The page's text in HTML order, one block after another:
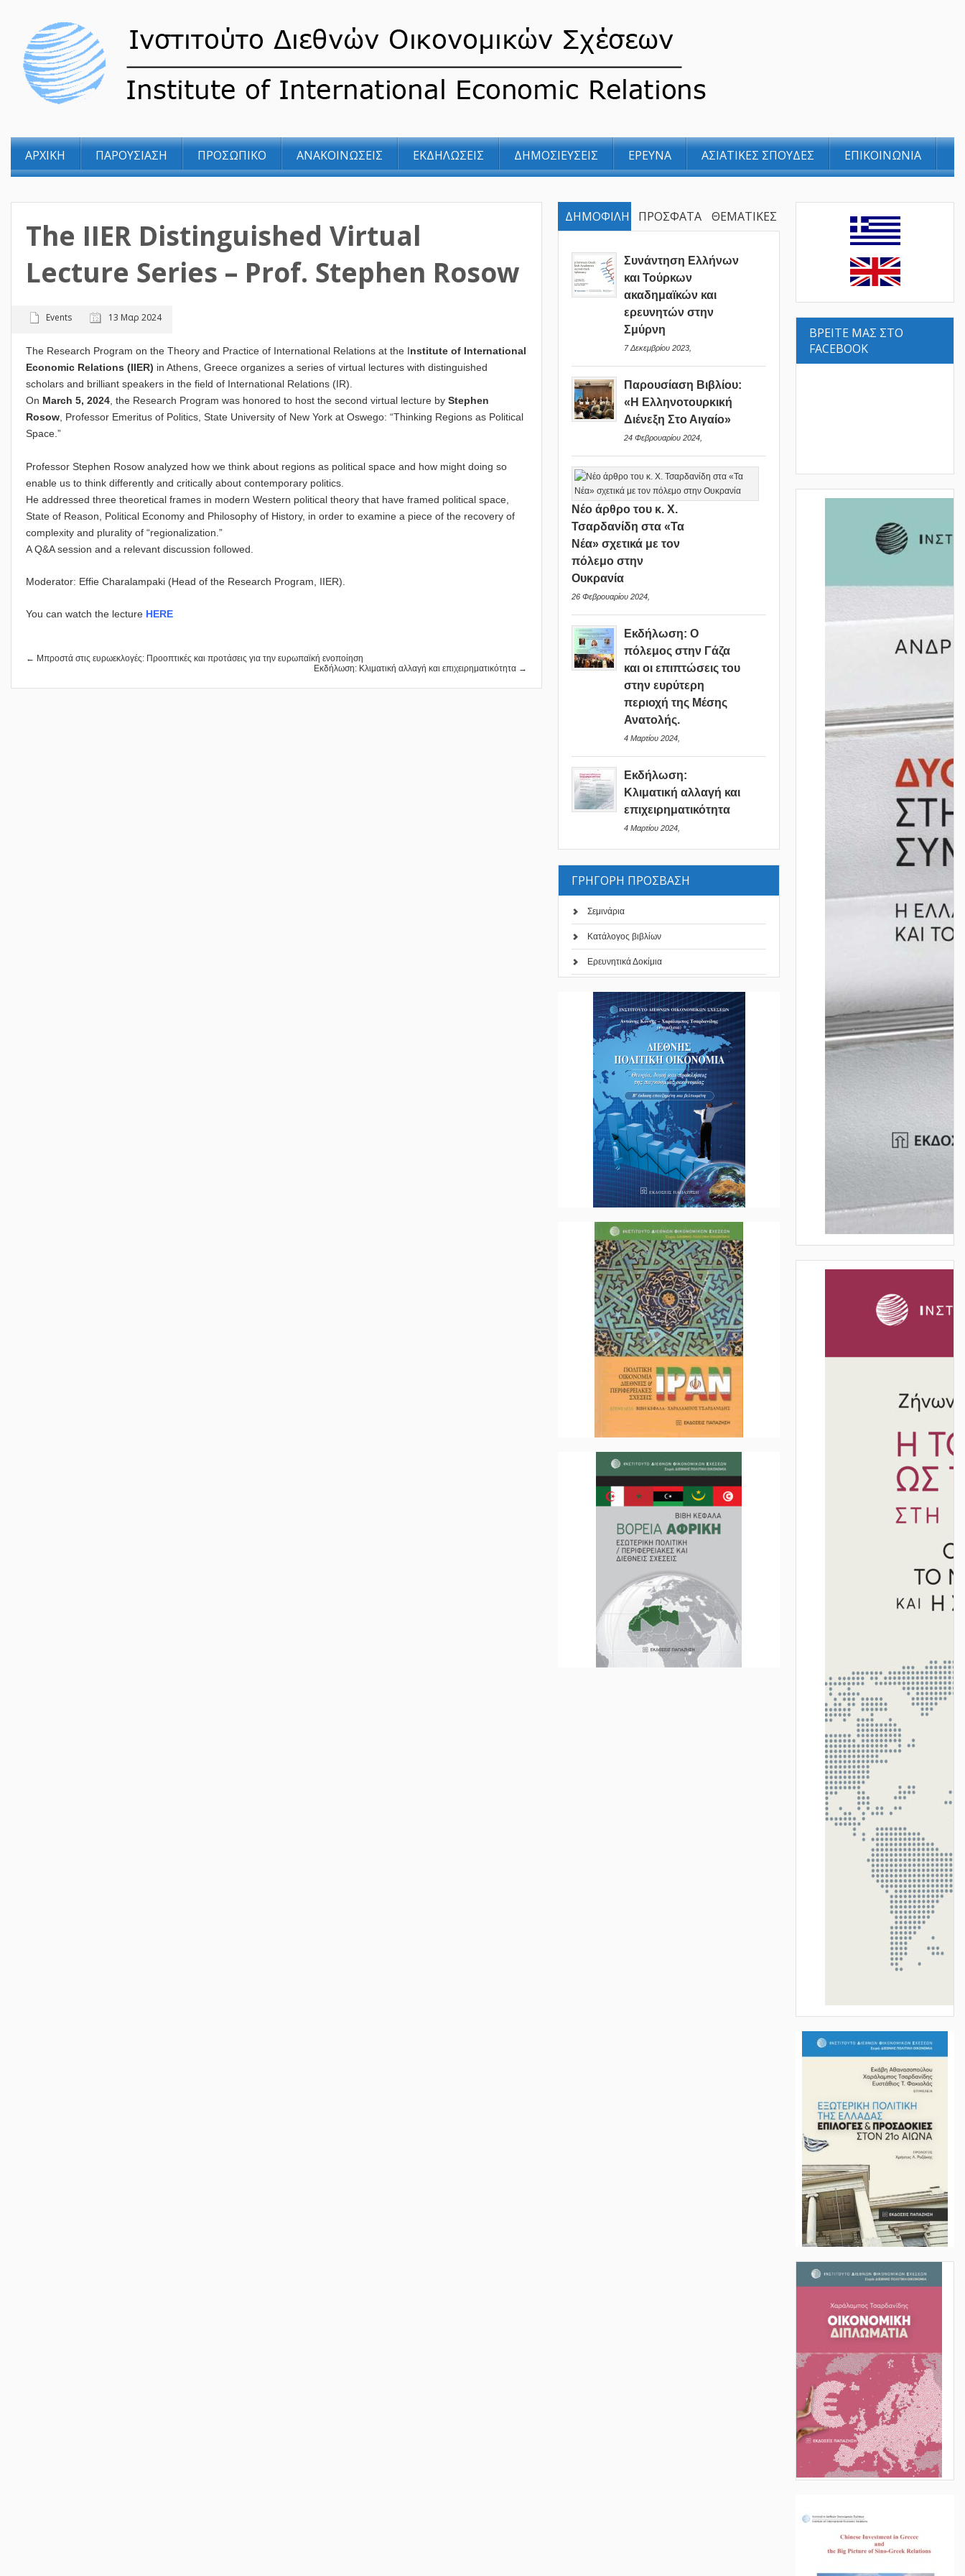
ΑΡΧΙΚΗ ΠΑΡΟΥΣΙΑΣΗ ΠΡΟΣΩΠΙΚΟ ΑΝΑΚΟΙΝΩΣΕΙΣ ΕΚΔΗΛΩΣΕΙΣ ΔΗΜΟΣΙΕΥΣΕΙΣ ΕΡΕΥΝΑ ΑΣΙΑΤΙΚΕΣ ΣΠΟΥΔΕΣ ΕΠΙΚΟΙΝΩΝΙΑ
ΒΡΕΙΤΕ ΜΑΣ ΣΤΟ
FACEBOOK
ΔΗΜΟΦΙΛΗ ΠΡΟΣΦΑΤΑ ΘΕΜΑΤΙΚΕΣ
Συνάντηση Ελλήνων
και Τούρκων
ακαδημαϊκών και
ερευνητών στην
Σμύρνη
7 Δεκεμβρίου 2023,
Παρουσίαση Βιβλίου:
«Η Ελληνοτουρκική
Διένεξη Στο Αιγαίο»
24 Φεβρουαρίου 2024,
Νέο άρθρο του κ. Χ.
Τσαρδανίδη στα «Τα
Νέα» σχετικά με τον
πόλεμο στην
Ουκρανία
26 Φεβρουαρίου 2024,
Εκδήλωση: Ο
πόλεμος στην Γάζα
και οι επιπτώσεις του
στην ευρύτερη
περιοχή της Μέσης
Ανατολής.
4 Μαρτίου 2024,
Εκδήλωση:
Κλιματική αλλαγή και
επιχειρηματικότητα
4 Μαρτίου 2024,
ΓΡΗΓΟΡΗ ΠΡΟΣΒΑΣΗ
Σεμινάρια
Κατάλογος βιβλίων
Ερευνητικά Δοκίμια
The IIER Distinguished Virtual
Lecture Series – Prof. Stephen Rosow
Events 13 Μαρ 2024
The Research Program on the Theory and Practice of International Relations at the Institute of International
Economic Relations (IIER) in Athens, Greece organizes a series of virtual lectures with distinguished
scholars and brilliant speakers in the field of International Relations (IR).
On March 5, 2024, the Research Program was honored to host the second virtual lecture by Stephen
Rosow, Professor Emeritus of Politics, State University of New York at Oswego: “Thinking Regions as Political
Space.”
Professor Stephen Rosow analyzed how we think about regions as political space and how might doing so
enable us to think differently and critically about contemporary politics.
He addressed three theoretical frames in modern Western political theory that have framed political space,
State of Reason, Political Economy and Philosophy of History, in order to examine a piece of the recovery of
complexity and plurality of “regionalization.”
A Q&A session and a relevant discussion followed.
Moderator: Effie Charalampaki (Head of the Research Program, IIER).
You can watch the lecture HERE
← Μπροστά στις ευρωεκλογές: Προοπτικές και προτάσεις για την ευρωπαϊκή ενοποίηση
Εκδήλωση: Κλιματική αλλαγή και επιχειρηματικότητα →